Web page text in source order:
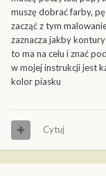
muszę dobrać farby,
zacząć z tym
zaznacza jakby
to ma na celu i znać
w mojej instrukcji jest
kolor piasku
Cytuj